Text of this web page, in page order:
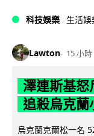
科技娛樂 生活娛
Lawton 15 小時
澤連斯基怒
追殺烏克
烏克蘭克爾松一名